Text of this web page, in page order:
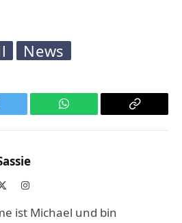
News
WhatsApp
Copy
Instagram
ist Michael und bin